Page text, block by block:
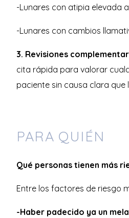
-Lunares con atipia elevada
-Lunares con cambios
3. Revisiones
cita rápida para valorar
paciente sin causa clara
PARA QUIÉN
Qué personas tienen más
Entre los factores de riesgo
-Haber padecido ya un